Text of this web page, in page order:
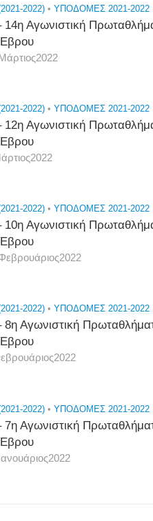
2022) • ΥΠΟΔΟΜΕΣ 2021-2022
14η Αγωνιστική
2022) • ΥΠΟΔΟΜΕΣ 2021-2022
12η Αγωνιστική
2022) • ΥΠΟΔΟΜΕΣ 2021-2022
10η Αγωνιστική
2022) • ΥΠΟΔΟΜΕΣ 2021-2022
8η Αγωνιστική
2022) • ΥΠΟΔΟΜΕΣ 2021-2022
7η Αγωνιστική